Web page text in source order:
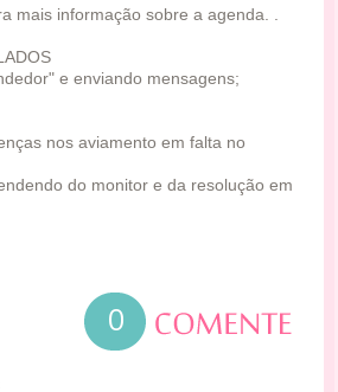
mais informação sobre a agenda. .
e enviando mensagens;
nos aviamento em falta no
do monitor e da resolução em
0